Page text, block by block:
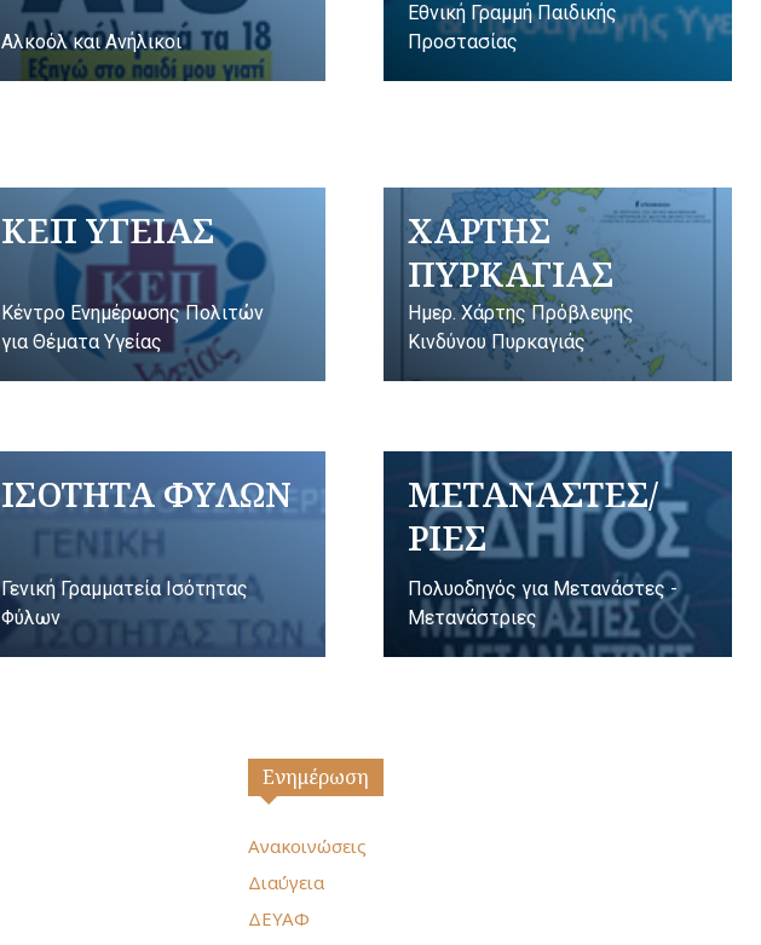
Αλκοόλ και Ανήλικοι
Εθνική Γραμμή Παιδικής
Προστασίας
ΚΕΠ ΥΓΕΙΑΣ
Κέντρο Ενημέρωσης Πολιτών
για Θέματα Υγείας
ΧΑΡΤΗΣ
ΠΥΡΚΑΓΙΑΣ
Ημερ. Χάρτης Πρόβλεψης
Κινδύνου Πυρκαγιάς
ΙΣΟΤΗΤΑ ΦΥΛΩΝ
Γενική Γραμματεία Ισότητας
Φύλων
ΜΕΤΑΝΑΣΤΕΣ/
ΡΙΕΣ
Πολυοδηγός για Μετανάστες -
Μετανάστριες
Ενημέρωση
Ανακοινώσεις
Διαύγεια
ΔΕΥΑΦ